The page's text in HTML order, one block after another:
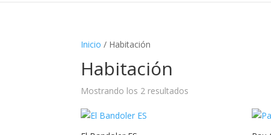
Inicio / Habitación
Habitación
Mostrando los 2 resultados